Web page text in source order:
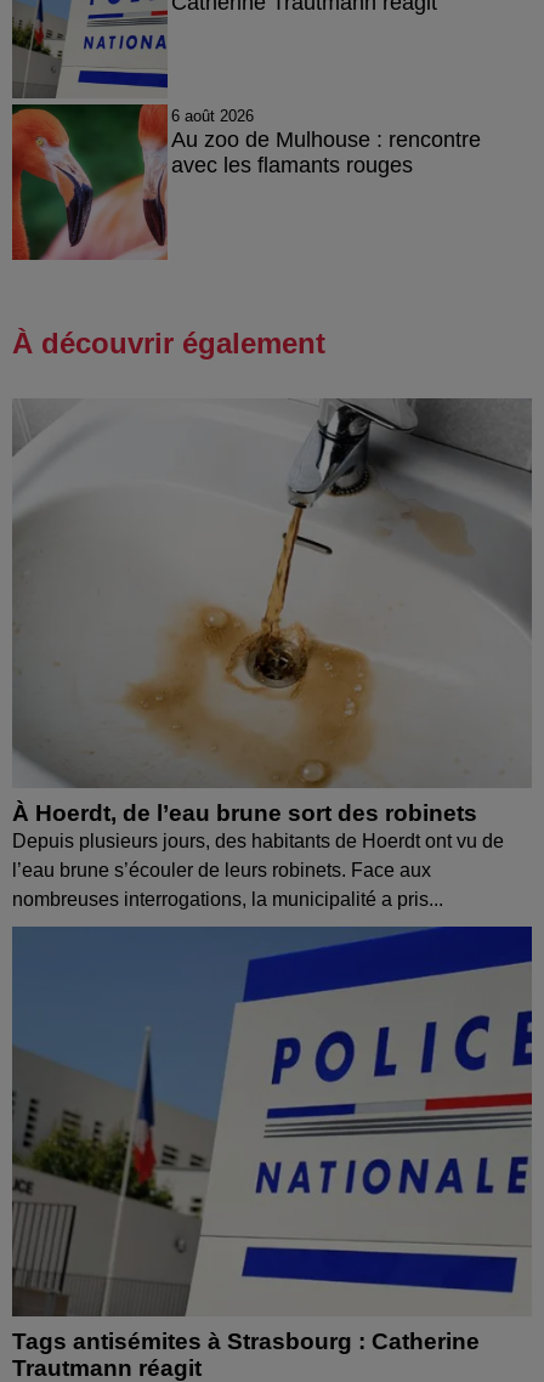
6 août 2026
Au zoo de Mulhouse : rencontre
avec les flamants rouges
À découvrir également
À Hoerdt, de l’eau brune sort des robinets
Depuis plusieurs jours, des habitants de Hoerdt ont vu de
l’eau brune s’écouler de leurs robinets. Face aux
nombreuses interrogations, la municipalité a pris...
Tags antisémites à Strasbourg : Catherine
Trautmann réagit